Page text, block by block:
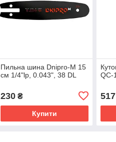
Пильна шина Dnipro-M 15
см 1/4"lp, 0.043", 38 DL
230₴
Купити
QC-
517